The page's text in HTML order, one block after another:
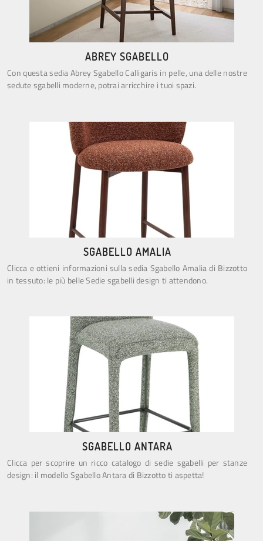
ABREY SGABELLO
Con questa sedia Abrey Sgabello Calligaris in pelle, una delle nostre
sedute sgabelli moderne, potrai arricchire i tuoi spazi.
SGABELLO AMALIA
Clicca e ottieni informazioni sulla sedia Sgabello Amalia di Bizzotto
in tessuto: le più belle Sedie sgabelli design ti attendono.
SGABELLO ANTARA
Clicca per scoprire un ricco catalogo di sedie sgabelli per stanze
design: il modello Sgabello Antara di Bizzotto ti aspetta!